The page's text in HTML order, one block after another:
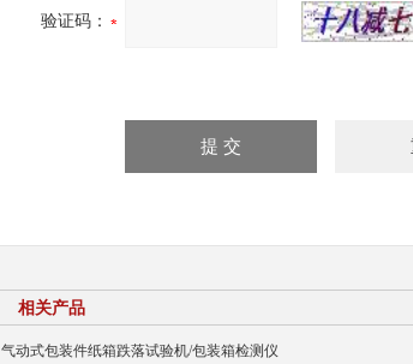
验证码：
相关产品
气动式包装件纸箱跌落试验机/包装箱检测仪